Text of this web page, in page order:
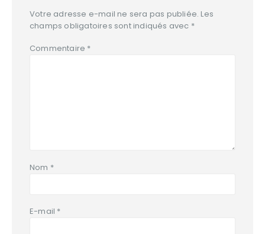
Votre adresse e-mail ne sera pas publiée. Les
champs obligatoires sont indiqués avec *
Commentaire *
Nom *
E-mail *